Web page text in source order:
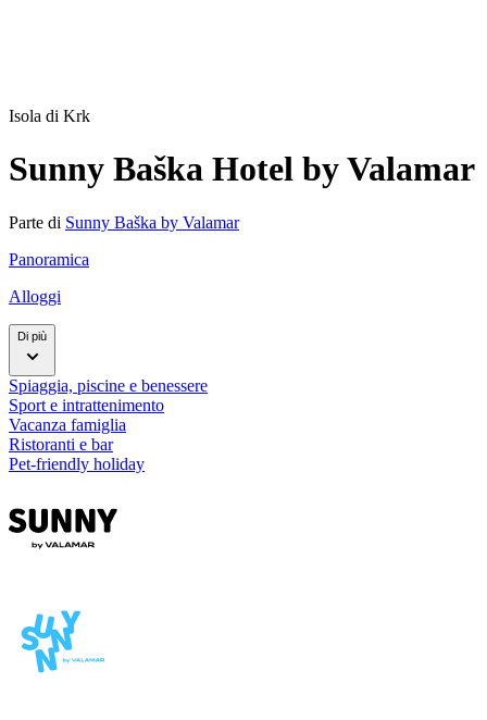
Isola di Krk
Sunny Baška Hotel by Valamar
Parte di Sunny Baška by Valamar
Panoramica
Alloggi
Di più
Spiaggia, piscine e benessere
Sport e intrattenimento
Vacanza famiglia
Ristoranti e bar
Pet-friendly holiday